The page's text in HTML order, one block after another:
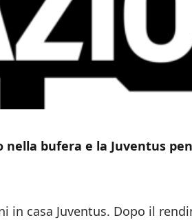
bufera e la Juventus
in casa Juventus. Dopo il